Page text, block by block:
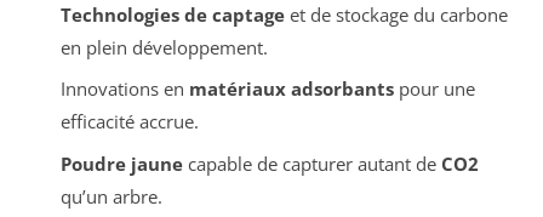
Technologies de captageet de stockage du carbone
en plein développement.
Innovations en matériaux adsorbantspour une
efficacité accrue.
Poudre jaunecapable de capturer autant de CO2
qu’un arbre.